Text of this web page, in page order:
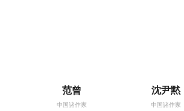
范曾
中国諸作家
沈尹黙
中国諸作家